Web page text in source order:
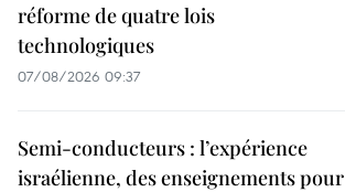
réforme de quatre lois
technologiques
07/08/2026 09:37
Semi-conducteurs : l’expérience
israélienne, des enseignements pour